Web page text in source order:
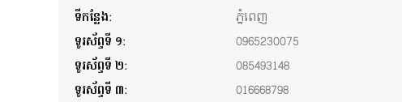
ទីកន្លែង:
ភ្នំពេញ
ទូរស័ព្ទទី ១:
0965230075
ទូរស័ព្ទទី ២:
085493148
ទូរស័ព្ទទី ៣:
016668798